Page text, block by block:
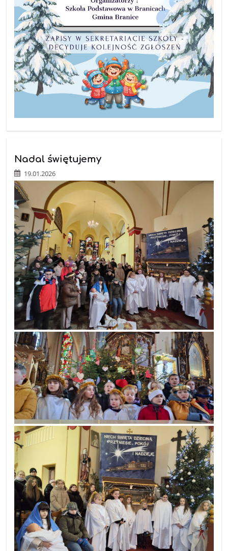
Nadal świętujemy
19.01.2026